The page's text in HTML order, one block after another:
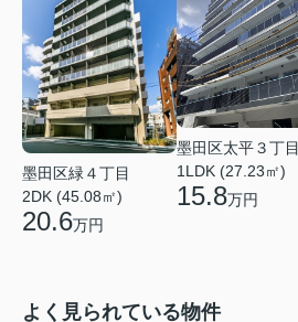
墨田区緑４丁目
2DK (45.08㎡)
20.6万円
墨田区太平３丁目
1LDK (27.23㎡)
15.8万円
よく見られている物件